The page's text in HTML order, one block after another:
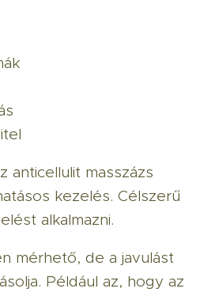
anticellulit masszázs
kezelés. Célszerű
alkalmazni.
mérhető, de a javulást
Például az, hogy az